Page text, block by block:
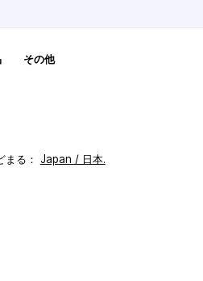
その他
る： Japan / 日本.